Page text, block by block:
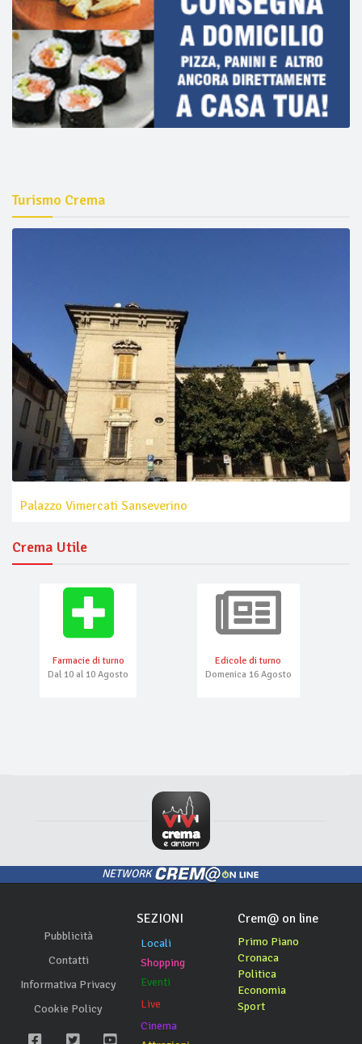
Turismo Crema
Palazzo Vimercati Sanseverino
Crema Utile
Farmacie di turno
Dal 10 al 10 Agosto
Edicole di turno
Domenica 16 Agosto
NETWORK
Pubblicità
Contatti
Informativa Privacy
Cookie Policy
SEZIONI
Locali
Shopping
Eventi
Live
Cinema
Crem@ on line
Primo Piano
Cronaca
Politica
Economia
Sport